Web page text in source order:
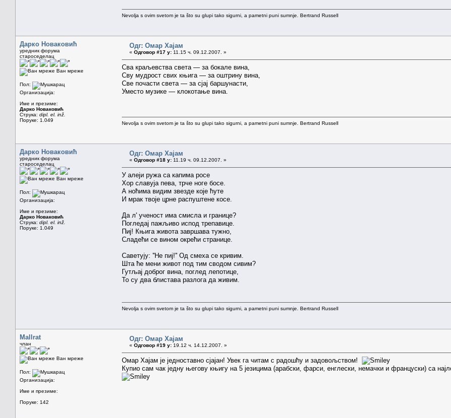
Nevolja s ovim svetom je ta što su glupi tako sigurni, a pametni puni sumnje. Bertrand Russell
Дарко Новаковић
уредник форума
староседелац
Ван мреже
Пол:
Организација:
Име и презиме:
Дарко Новаковић
Струка: dipl. el. inž.
Поруке: 1.049
Одг: Омар Хајам
« Одговор #17 у: 11.15 ч. 09.12.2007. »
Сва краљевства света — за бокале вина,
Сву мудрост свих књига — за оштрину вина,
Све почасти света — за сјај баршунасти,
Уместо музике — клокотање вина.
Nevolja s ovim svetom je ta što su glupi tako sigurni, a pametni puni sumnje. Bertrand Russell
Дарко Новаковић
уредник форума
староседелац
Ван мреже
Пол:
Организација:
Име и презиме:
Дарко Новаковић
Струка: dipl. el. inž.
Поруке: 1.049
Одг: Омар Хајам
« Одговор #18 у: 11.19 ч. 09.12.2007. »
У алеји ружа са капима росе
Хор славуја пева, трче ноге босе.
А ноћима видим звезде које ћуте
И мрак твоје црне распуштене косе.
Да л' ученост има смисла и границе?
Погледај пажљиво испод трепавице.
Пиј! Књига живота завршава тужно,
Сладећи се вином окрећи странице.
Саветују: ''Не пиј!'' Од смеха се кривим.
Шта ће мени живот под тим сводом сивим?
Гутљај доброг вина, поглед лепотице,
То су два блистава разлога да живим.
Nevolja s ovim svetom je ta što su glupi tako sigurni, a pametni puni sumnje. Bertrand Russell
Mallrat
члан
Ван мреже
Пол:
Организација:
Име и презиме:
Поруке: 142
Одг: Омар Хајам
« Одговор #19 у: 19.12 ч. 14.12.2007. »
Омар Хајам је једноставно сјајан! Увек га читам с радошћу и задовољством!
Купио сам чак једну његову књигу на 5 језицима (арабски, фарси, енглески, немачки и француски) са